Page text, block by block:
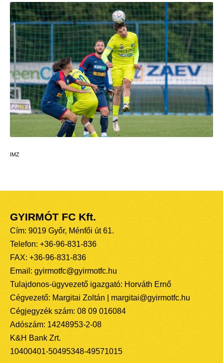
IMZ
GYIRMÓT FC Kft.
Cím: 9019 Győr, Ménfői út 61.
Telefon: +36-96-831-836
FAX: +36-96-831-836
Email: gyirmotfc@gyirmotfc.hu
Tulajdonos-ügyvezető igazgató: Horváth Ernő
Cégvezető: Margitai Zoltán | margitai@gyirmotfc.hu
Cégjegyzék szám: 08 09 016084
Adószám: 14248953-2-08
K&H Bank Zrt.
10400401-50495348-49571015